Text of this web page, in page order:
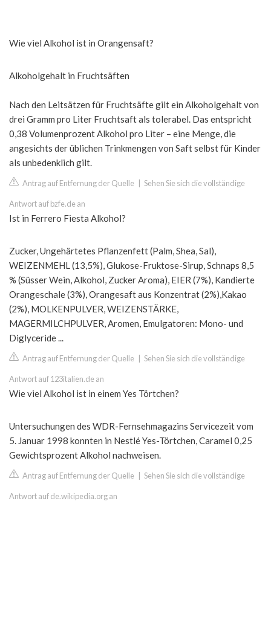
Wie viel Alkohol ist in Orangensaft?
Alkoholgehalt in Fruchtsäften
Nach den Leitsätzen für Fruchtsäfte gilt ein Alkoholgehalt von
drei Gramm pro Liter Fruchtsaft als tolerabel. Das entspricht
0,38 Volumenprozent Alkohol pro Liter – eine Menge, die
angesichts der üblichen Trinkmengen von Saft selbst für Kinder
als unbedenklich gilt.
Antrag auf Entfernung der Quelle Sehen Sie sich die vollständige
Antwort auf bzfe.de an
Ist in Ferrero Fiesta Alkohol?
Zucker, Ungehärtetes Pflanzenfett (Palm, Shea, Sal),
WEIZENMEHL (13,5%), Glukose-Fruktose-Sirup, Schnaps 8,5
% (Süsser Wein, Alkohol, Zucker Aroma), EIER (7%), Kandierte
Orangeschale (3%), Orangesaft aus Konzentrat (2%),Kakao
(2%), MOLKENPULVER, WEIZENSTÄRKE,
MAGERMILCHPULVER, Aromen, Emulgatoren: Mono- und
Diglyceride ...
Antrag auf Entfernung der Quelle Sehen Sie sich die vollständige
Antwort auf 123italien.de an
Wie viel Alkohol ist in einem Yes Törtchen?
Untersuchungen des WDR-Fernsehmagazins Servicezeit vom
5. Januar 1998 konnten in Nestlé Yes-Törtchen, Caramel 0,25
Gewichtsprozent Alkohol nachweisen.
Antrag auf Entfernung der Quelle Sehen Sie sich die vollständige
Antwort auf de.wikipedia.org an